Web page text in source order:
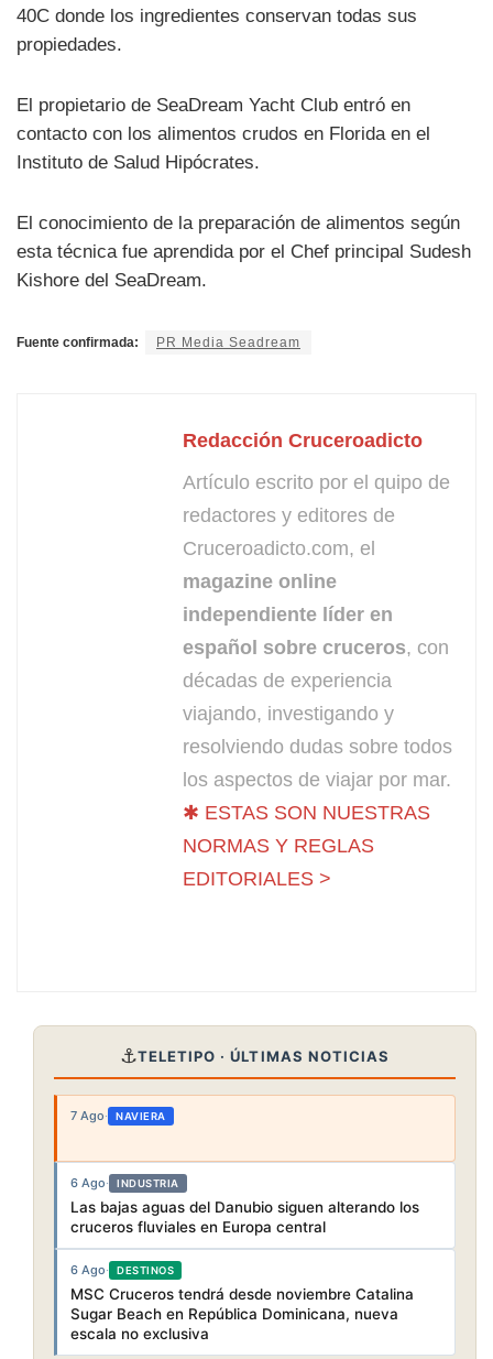
40C donde los ingredientes conservan todas sus
propiedades.
El propietario de SeaDream Yacht Club entró en
contacto con los alimentos crudos en Florida en el
Instituto de Salud Hipócrates.
El conocimiento de la preparación de alimentos según
esta técnica fue aprendida por el Chef principal Sudesh
Kishore del SeaDream.
Fuente confirmada: PR Media Seadream
Redacción Cruceroadicto
Artículo escrito por el quipo de
redactores y editores de
Cruceroadicto.com, el
magazine online
independiente líder en
español sobre cruceros, con
décadas de experiencia
viajando, investigando y
resolviendo dudas sobre todos
los aspectos de viajar por mar.
✱ ESTAS SON NUESTRAS
NORMAS Y REGLAS
EDITORIALES >
⚓TELETIPO · ÚLTIMAS NOTICIAS
7 Ago· NAVIERA
6 Ago· INDUSTRIA
Las bajas aguas del Danubio siguen alterando los
cruceros fluviales en Europa central
6 Ago· DESTINOS
MSC Cruceros tendrá desde noviembre Catalina
Sugar Beach en República Dominicana, nueva
escala no exclusiva